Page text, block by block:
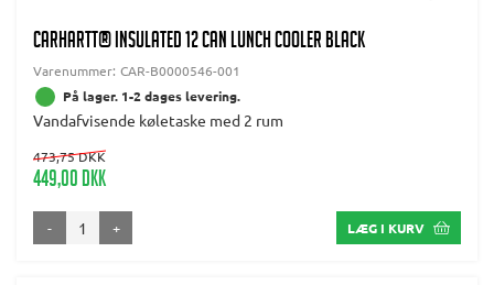
CARHARTT® INSULATED 12 CAN LUNCH COOLER BLACK
Varenummer: CAR-B0000546-001
På lager. 1-2 dages levering.
Vandafvisende køletaske med 2 rum
473,75 DKK
449,00 DKK
- + LÆG I KURV